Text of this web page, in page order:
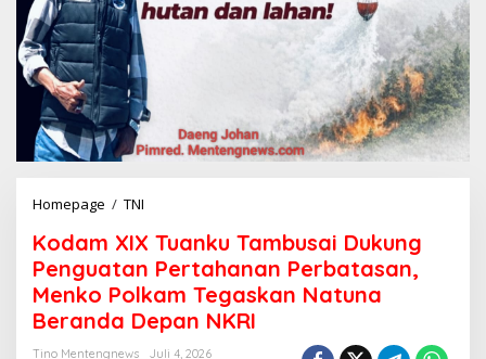
Homepage / TNI
d
a
m
X
I
Kodam XIX Tuanku Tambusai Dukung
Penguatan Pertahanan Perbatasan,
Menko Polkam Tegaskan Natuna
Beranda Depan NKRI
Tino Mentengnews
Juli 4, 2026